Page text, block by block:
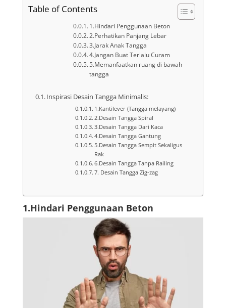
Table of Contents
1.Hindari Penggunaan Beton
2.Perhatikan Panjang Lebar
3.Jarak Anak Tangga
4.Jangan Buat Terlalu Curam
5.Memanfaatkan ruang di bawah
tangga
Inspirasi Desain Tangga Minimalis:
1.Kantilever (Tangga melayang)
2.Desain Tangga Spiral
3.Desain Tangga Dari Kaca
4.Desain Tangga Gantung
5.Desain Tangga Sempit Sekaligus
Rak
6.Desain Tangga Tanpa Railing
7. Desain Tangga Zig-zag
1.Hindari Penggunaan Beton